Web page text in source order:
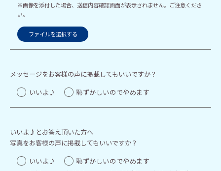
※画像を添付した場合、送信内容確認画面が表示されません。ご注意くださ
い。
ファイルを選択する
メッセージをお客様の声に掲載してもいいですか？
いいよ♪
恥ずかしいのでやめます
いいよ♪とお答え頂いた方へ
写真をお客様の声に掲載してもいいですか？
いいよ♪
恥ずかしいのでやめます